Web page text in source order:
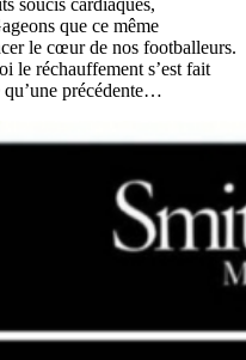
que ce même
le cœur de nos footballeurs.
le réchauffement s’est fait
qu’une précédente…